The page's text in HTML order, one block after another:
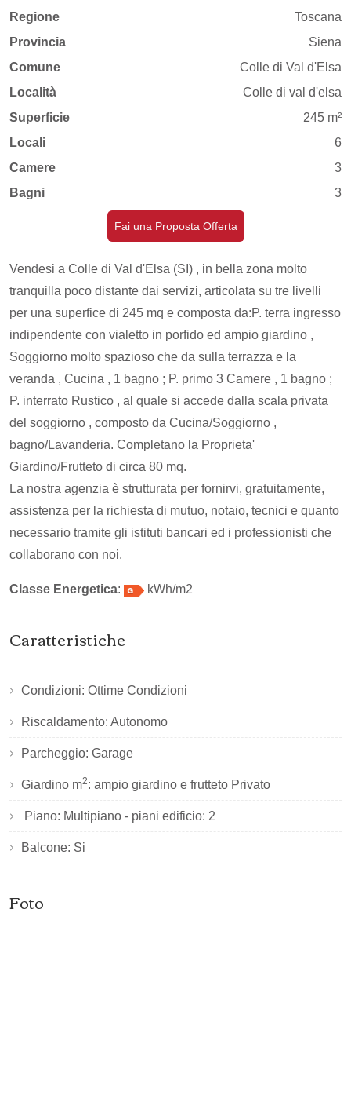
Regione
Toscana
Provincia
Siena
Comune
Colle di Val d'Elsa
Località
Colle di val d'elsa
Superficie
245 m²
Locali
6
Camere
3
Bagni
3
Fai una Proposta Offerta
Vendesi a Colle di Val d'Elsa (SI) , in bella zona molto
tranquilla poco distante dai servizi, articolata su tre livelli
per una superfice di 245 mq e composta da:P. terra ingresso
indipendente con vialetto in porfido ed ampio giardino ,
Soggiorno molto spazioso che da sulla terrazza e la
veranda , Cucina , 1 bagno ; P. primo 3 Camere , 1 bagno ;
P. interrato Rustico , al quale si accede dalla scala privata
del soggiorno , composto da Cucina/Soggiorno ,
bagno/Lavanderia. Completano la Proprieta'
Giardino/Frutteto di circa 80 mq.
La nostra agenzia è strutturata per fornirvi, gratuitamente,
assistenza per la richiesta di mutuo, notaio, tecnici e quanto
necessario tramite gli istituti bancari ed i professionisti che
collaborano con noi.
Classe Energetica: kWh/m2
Caratteristiche
Condizioni: Ottime Condizioni
Riscaldamento: Autonomo
Parcheggio: Garage
Giardino m2: ampio giardino e frutteto Privato
Piano: Multipiano - piani edificio: 2
Balcone: Si
Foto